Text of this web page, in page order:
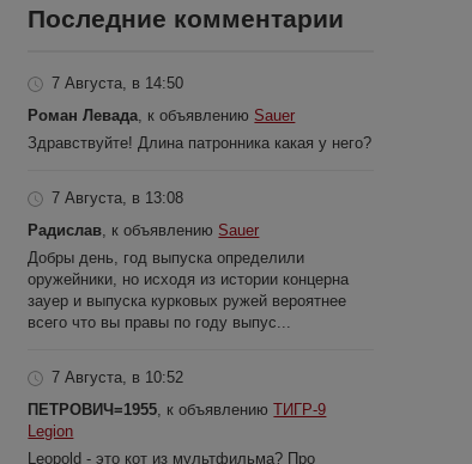
Последние комментарии
7 Августа, в 14:50
Роман Левада , к объявлению Sauer
Здравствуйте! Длина патронника какая у него?
7 Августа, в 13:08
Радислав , к объявлению Sauer
Добры день, год выпуска определили
оружейники, но исходя из истории концерна
зауер и выпуска курковых ружей вероятнее
всего что вы правы по году выпус...
7 Августа, в 10:52
ПЕТРОВИЧ=1955 , к объявлениюТИГР-9
Legion
Leopold - это кот из мультфильма? Про